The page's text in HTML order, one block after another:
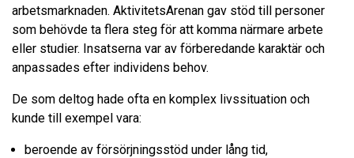
arbetsmarknaden. AktivitetsArenan gav stöd till personer
som behövde ta flera steg för att komma närmare arbete
eller studier. Insatserna var av förberedande karaktär och
anpassades efter individens behov.
De som deltog hade ofta en komplex livssituation och
kunde till exempel vara:
beroende av försörjningsstöd under lång tid,